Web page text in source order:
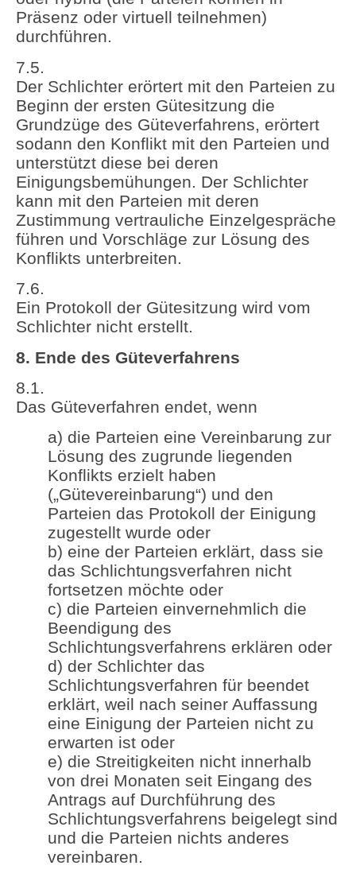
Präsenz oder virtuell teilnehmen)
durchführen.
7.5.
Der Schlichter erörtert mit den Parteien zu
Beginn der ersten Gütesitzung die
Grundzüge des Güteverfahrens, erörtert
sodann den Konflikt mit den Parteien und
unterstützt diese bei deren
Einigungsbemühungen. Der Schlichter
kann mit den Parteien mit deren
Zustimmung vertrauliche Einzelgespräche
führen und Vorschläge zur Lösung des
Konflikts unterbreiten.
7.6.
Ein Protokoll der Gütesitzung wird vom
Schlichter nicht erstellt.
8. Ende des Güteverfahrens
8.1.
Das Güteverfahren endet, wenn
a) die Parteien eine Vereinbarung zur
Lösung des zugrunde liegenden
Konflikts erzielt haben
(„Gütevereinbarung“) und den
Parteien das Protokoll der Einigung
zugestellt wurde oder
b) eine der Parteien erklärt, dass sie
das Schlichtungsverfahren nicht
fortsetzen möchte oder
c) die Parteien einvernehmlich die
Beendigung des
Schlichtungsverfahrens erklären oder
d) der Schlichter das
Schlichtungsverfahren für beendet
erklärt, weil nach seiner Auffassung
eine Einigung der Parteien nicht zu
erwarten ist oder
e) die Streitigkeiten nicht innerhalb
von drei Monaten seit Eingang des
Antrags auf Durchführung des
Schlichtungsverfahrens beigelegt sind
und die Parteien nichts anderes
vereinbaren.